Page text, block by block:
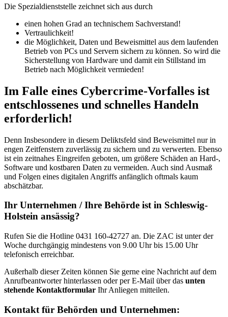
Die Spezialdienststelle zeichnet sich aus durch
einen hohen Grad an technischem Sachverstand!
Vertraulichkeit!
die Möglichkeit, Daten und Beweismittel aus dem laufenden
Betrieb von PCs und Servern sichern zu können. So wird die
Sicherstellung von Hardware und damit ein Stillstand im
Betrieb nach Möglichkeit vermieden!
Im Falle eines Cybercrime-Vorfalles ist
entschlossenes und schnelles Handeln
erforderlich!
Denn Insbesondere in diesem Deliktsfeld sind Beweismittel nur in
engen Zeitfenstern zuverlässig zu sichern und zu verwerten. Ebenso
ist ein zeitnahes Eingreifen geboten, um größere Schäden an Hard-,
Software und kostbaren Daten zu vermeiden. Auch sind Ausmaß
und Folgen eines digitalen Angriffs anfänglich oftmals kaum
abschätzbar.
Ihr Unternehmen / Ihre Behörde ist in Schleswig-
Holstein ansässig?
Rufen Sie die Hotline 0431 160-42727 an. Die ZAC ist unter der
Woche durchgängig mindestens von 9.00 Uhr bis 15.00 Uhr
telefonisch erreichbar.
Außerhalb dieser Zeiten können Sie gerne eine Nachricht auf dem
Anrufbeantworter hinterlassen oder per E-Mail über das unten
stehende Kontaktformular Ihr Anliegen mitteilen.
Kontakt für Behörden und Unternehmen: